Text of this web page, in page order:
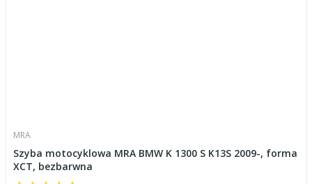
MRA
Szyba motocyklowa MRA BMW K 1300 S K13S 2009-, forma
XCT, bezbarwna